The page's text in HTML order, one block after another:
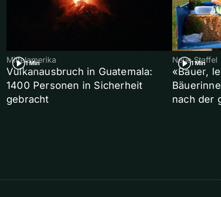
1 Min
Mittelamerika
Vulkanausbruch in Guatemala:
1400 Personen in Sicherheit
gebracht
1 Min
Neue Staffel
«Bauer,
nach der